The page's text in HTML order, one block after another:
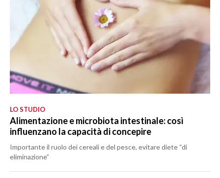
LO STUDIO
Alimentazione e microbiota intestinale: così
influenzano la capacità di concepire
Importante il ruolo dei cereali e del pesce, evitare diete “di
eliminazione”